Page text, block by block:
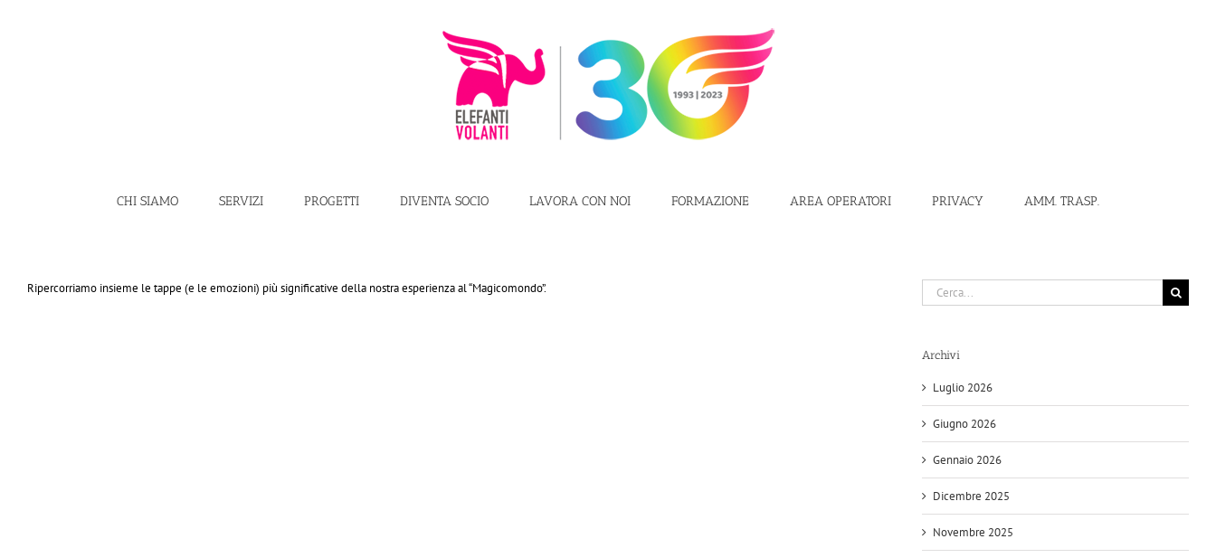
CHI SIAMO SERVIZI PROGETTI DIVENTA SOCIO LAVORA CON NOI FORMAZIONE AREA OPERATORI PRIVACY AMM. TRASP.
Ripercorriamo insieme le tappe (e le emozioni) più significative della nostra esperienza al “Magicomondo”.
Cerca
per:
Archivi
Luglio 2026
Giugno 2026
Gennaio 2026
Dicembre 2025
Novembre 2025